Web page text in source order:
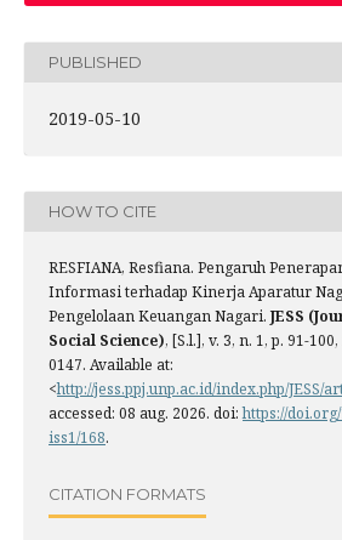
PUBLISHED
2019-05-10
HOW TO CITE
RESFIANA, Resfiana. Pengaruh
Informasi terhadap Kinerja Aparatur
Pengelolaan Keuangan Nagari. JESS
Social Science), [S.l.], v. 3, n. 1, p. 91-
0147. Available at:
<http://jess.ppj.unp.ac.id/index.php/JESS/
accessed: 08 aug. 2026. doi:https://
iss1/168.
CITATION FORMATS